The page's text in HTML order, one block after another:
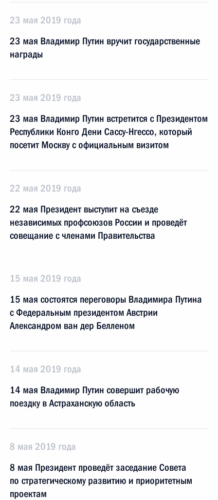
23 мая 2019 года
23 мая Владимир Путин вручит государственные
награды
23 мая 2019 года
23 мая Владимир Путин встретится с Президентом
Республики Конго Дени Сассу-Нгессо, который
посетит Москву с официальным визитом
22 мая 2019 года
22 мая Президент выступит на съезде
независимых профсоюзов России и проведёт
совещание с членами Правительства
15 мая 2019 года
15 мая состоятся переговоры Владимира Путина
с Федеральным президентом Австрии
Александром ван дер Белленом
14 мая 2019 года
14 мая Владимир Путин совершит рабочую
поездку в Астраханскую область
8 мая 2019 года
8 мая Президент проведёт заседание Совета
по стратегическому развитию и приоритетным
проектам